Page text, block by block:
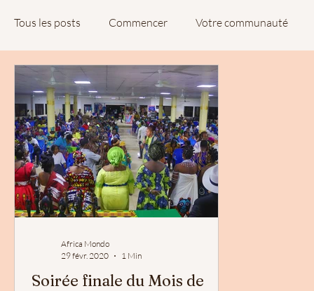
Tous les posts Commencer Votre communauté
Africa Mondo
29 févr. 2020
1 Min
Soirée finale du Mois de